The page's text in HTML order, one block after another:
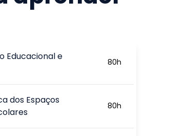
Educacional e
80h
dos Espaços
80h